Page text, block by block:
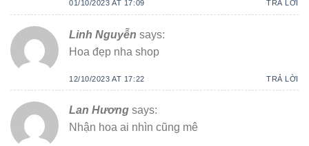
01/10/2023 AT 17:09 TRẢ LỜI
Linh Nguyễn says:
Hoa đẹp nha shop
12/10/2023 AT 17:22 TRẢ LỜI
Lan Hương says:
Nhận hoa ai nhìn cũng mê